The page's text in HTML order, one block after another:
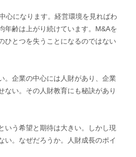
心になります。経営環境を見ればわ
年齢は上がり続けています。M&Aを
ひとつを失うことになるのではない
。企業の中心には人財があり、企業
ない。その人財教育にも秘訣があり
いう希望と期待は大きい。しかし現
い。なぜだろうか。人財成長のポイ